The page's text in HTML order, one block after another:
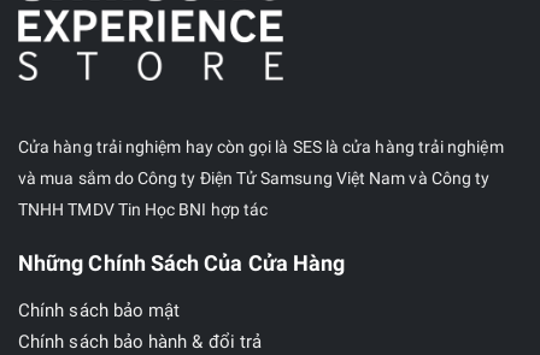
Cửa hàng trải nghiệm hay còn gọi là SES là cửa hàng trải nghiệm
và mua sắm do Công ty Điện Tử Samsung Việt Nam và Công ty
TNHH TMDV Tin Học BNI hợp tác
Những Chính Sách Của Cửa Hàng
Chính sách bảo mật
Chính sách bảo hành & đổi trả